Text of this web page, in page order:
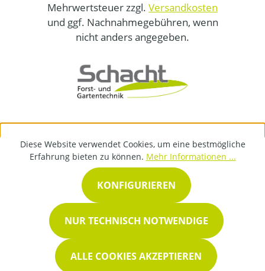
Mehrwertsteuer zzgl. Versandkosten
und ggf. Nachnahmegebühren, wenn
nicht anders angegeben.
Diese Website verwendet Cookies, um eine bestmögliche
Erfahrung bieten zu können. Mehr Informationen ...
NUR TECHNISCH NOTWENDIGE
KONFIGURIEREN
ALLE COOKIES AKZEPTIEREN